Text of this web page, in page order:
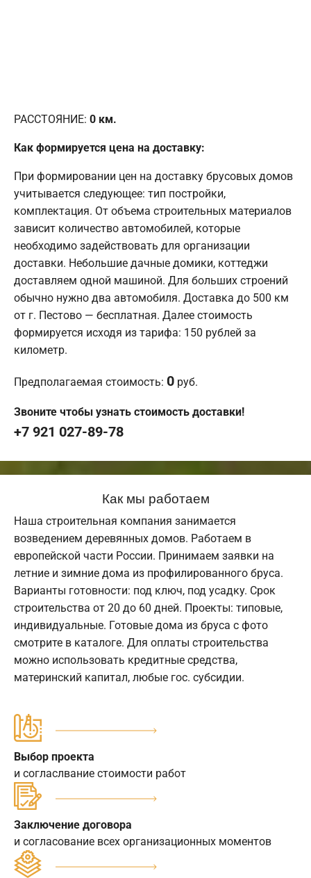
РАССТОЯНИЕ: 0 км.
Как формируется цена на доставку:
При формировании цен на доставку брусовых домов
учитывается следующее: тип постройки,
комплектация. От объема строительных материалов
зависит количество автомобилей, которые
необходимо задействовать для организации
доставки. Небольшие дачные домики, коттеджи
доставляем одной машиной. Для больших строений
обычно нужно два автомобиля. Доставка до 500 км
от г. Пестово — бесплатная. Далее стоимость
формируется исходя из тарифа: 150 рублей за
километр.
Предполагаемая стоимость: 0 руб.
Звоните чтобы узнать стоимость доставки!
+7 921 027-89-78
Как мы работаем
Наша строительная компания занимается
возведением деревянных домов. Работаем в
европейской части России. Принимаем заявки на
летние и зимние дома из профилированного бруса.
Варианты готовности: под ключ, под усадку. Срок
строительства от 20 до 60 дней. Проекты: типовые,
индивидуальные. Готовые дома из бруса с фото
смотрите в каталоге. Для оплаты строительства
можно использовать кредитные средства,
материнский капитал, любые гос. субсидии.
Выбор проекта
и согласлвание стоимости работ
Заключение договора
и согласование всех организационных моментов